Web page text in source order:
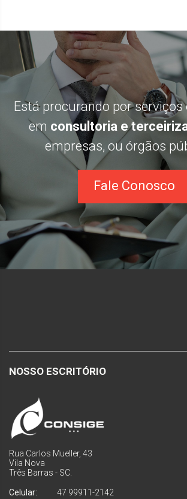
Está procurando por serviços
em consultoria e
empresas, ou órgãos
Fale Conosco
NOSSO ESCRITÓRIO
Rua Carlos Mueller, 43
Vila Nova
Três Barras - SC.
Celular:
47 99911-2142